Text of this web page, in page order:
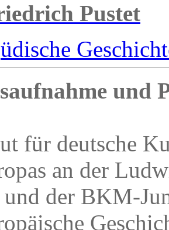
Pustet
und
für deutsche
an der
der BKM-